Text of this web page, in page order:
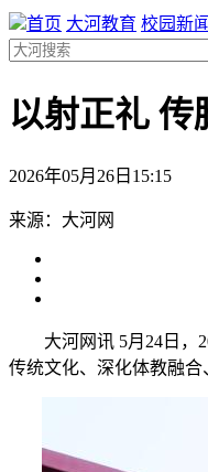
首页 大河教育 校园新闻
以射正礼
2026年05月26日15:15
来源：大河网
大河网讯 5月24日，
传统文化、深化体教融合